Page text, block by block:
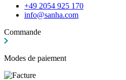
+49 2054 925 170
info@sanha.com
Commande
Modes de paiement